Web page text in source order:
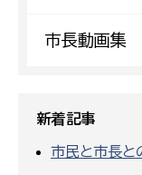
市長動画集
新着記事
市民と市長